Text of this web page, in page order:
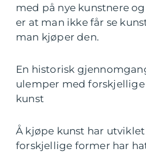
med på nye kunstnere
er at man ikke får se
man kjøper den.
En historisk
ulemper med
kunst
Å kjøpe kunst har
forskjellige former har